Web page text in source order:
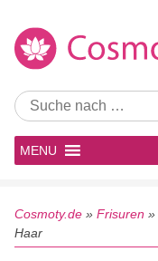
MENU
Cosmoty.de » Frisuren »
Haar